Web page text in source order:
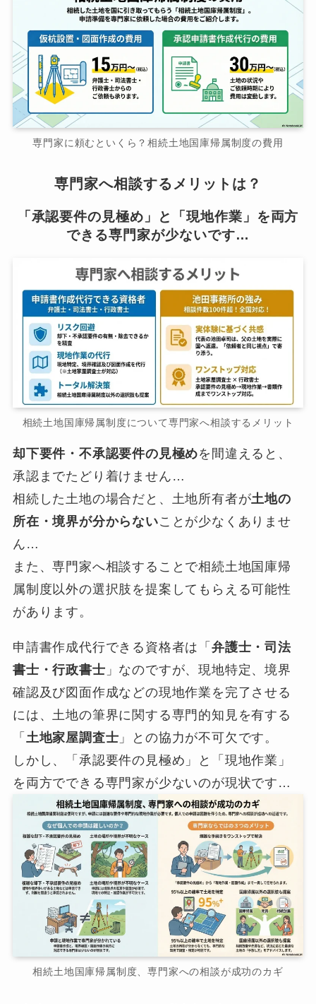
専門家に頼むといくら？相続土地国庫帰属制度の費用
専門家へ相談するメリットは？
「承認要件の見極め」と「現地作業」を両方
できる専門家が少ないです…
相続土地国庫帰属制度について専門家へ相談するメリット
却下要件・不承認要件の見極めを間違えると、
承認までたどり着けません…
相続した土地の場合だと、土地所有者が土地の
所在・境界が分からないことが少なくありませ
ん…
また、専門家へ相談することで相続土地国庫帰
属制度以外の選択肢を提案してもらえる可能性
があります。
申請書作成代行できる資格者は「弁護士・司法
書士・行政書士 」なのですが、現地特定、境界
確認及び図面作成などの現地作業を完了させる
には、土地の筆界に関する専門的知見を有する
「 土地家屋調査士 」との協力が不可欠です。
しかし、「承認要件の見極め」と「現地作業」
を両方でできる専門家が少ないのが現状です…
相続土地国庫帰属制度、専門家への相談が成功のカギ